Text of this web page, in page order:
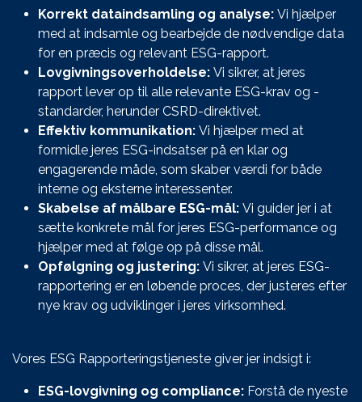
Korrekt dataindsamling og analyse: Vi hjælper
med at indsamle og bearbejde de nødvendige data
for en præcis og relevant ESG-rapport.
Lovgivningsoverholdelse: Vi sikrer, at jeres
rapport lever op til alle relevante ESG-krav og -
standarder, herunder CSRD-direktivet.
Effektiv kommunikation: Vi hjælper med at
formidle jeres ESG-indsatser på en klar og
engagerende måde, som skaber værdi for både
interne og eksterne interessenter.
Skabelse af målbare ESG-mål: Vi guider jer i at
sætte konkrete mål for jeres ESG-performance og
hjælper med at følge op på disse mål.
Opfølgning og justering: Vi sikrer, at jeres ESG-
rapportering er en løbende proces, der justeres efter
nye krav og udviklinger i jeres virksomhed.
Vores ESG Rapporteringstjeneste giver jer indsigt i:
ESG-lovgivning og compliance: Forstå de nyeste